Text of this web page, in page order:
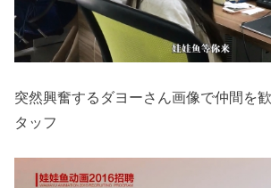
突然興奮するダヨーさん画像で仲間を
タッフ